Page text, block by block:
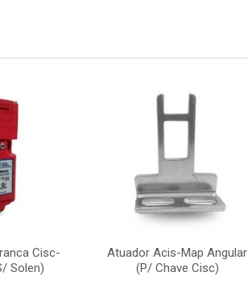
Cisc-
Solen)
Atuador Acis-Map Angular
(P/ Chave Cisc)